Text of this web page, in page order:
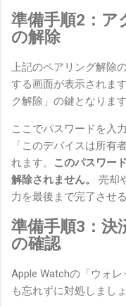
準備手順2：ア
の解除
上記のペアリング解除
する画面が表示されま
ク解除」の鍵となります
ここでパスワードを入
「このデバイスは所有
れます。
このパスワー
解除されません。
売却
力を最後まで完了させ
準備手順3：決
の確認
Apple Watchの「ウォ
も忘れずに対処しましょ